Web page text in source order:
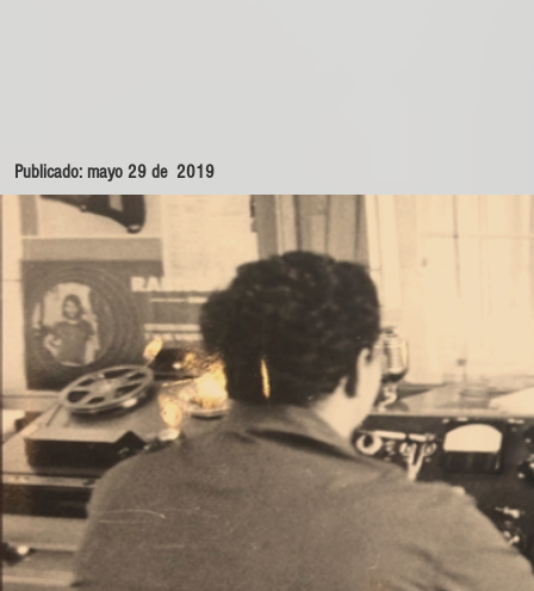
Publicado: mayo 29 de 2019